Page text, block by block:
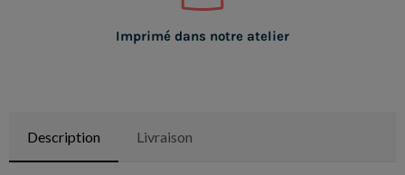
Imprimé dans notre atelier
Description Livraison